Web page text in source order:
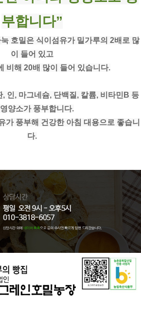
부합니다”
호밀은 식이섬유가 밀가루의 2배로 많
이 들어 있고
비해 20배 많이 들어 있습니다.
, 인, 마그네슘, 단백질, 칼륨, 비타민B 등
양소가 풍부합니다.
가 풍부해 건강한 아침 대용으로 좋습니
다.